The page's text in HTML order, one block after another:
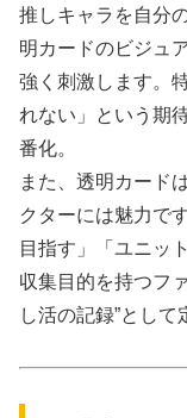
推しキャラを自分
明カードのビジュ
強く刺激します。
れない」という期
番化。
また、透明カード
クターには魅力で
目指す」「ユニッ
収集目的を持つフ
し活の記録”として